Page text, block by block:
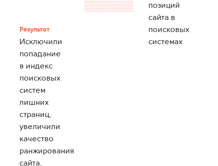
Результат
Исключили
попадание
в индекс
поисковых
систем
лишних
страниц,
увеличили
качество
ранжирования
сайта.
позиций
сайта в
поисковых
системах